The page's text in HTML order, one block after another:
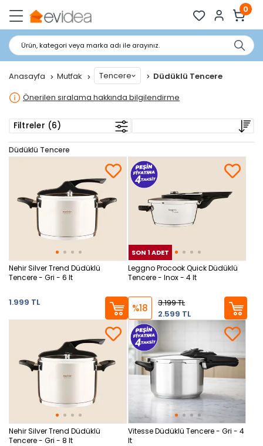
0
Ürün, kategori veya marka adı ile arayınız.
Anasayfa Mutfak Tencere Düdüklü Tencere
Önerilen sıralama hakkında bilgilendirme
Filtreler (6)
Düdüklü Tencere
Nehir Silver Trend Düdüklü
Tencere - Gri - 6 lt
1.999 TL
SON 1 ADET
Leggno Procook Quick Düdüklü
Tencere - Inox - 4 lt
%18
3.199 TL
2.599 TL
Nehir Silver Trend Düdüklü
Tencere - Gri - 8 lt
Vitesse Düdüklü Tencere - Gri - 4
lt